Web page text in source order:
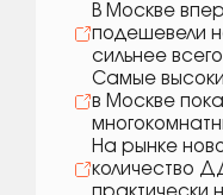
В Москве
подешевели
сильнее
Самые
в Москве
На рынке
количество